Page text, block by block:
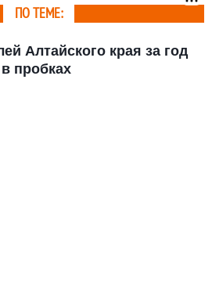
ПО ТЕМЕ:
Алтайского края за год
пробках